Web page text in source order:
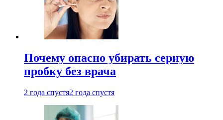
Почему опасно убирать серную
пробку без врача
2 года спустя2 года спустя